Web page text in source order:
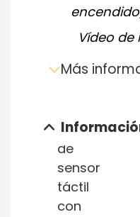
Vídeo
Más
Enviar